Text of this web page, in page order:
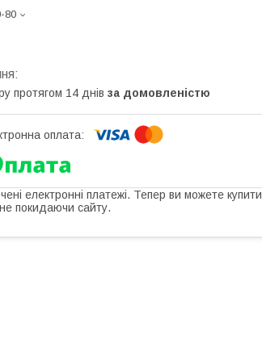
80
протягом 14 днів за домовленістю
електронні платежі. Тепер ви можете купити
покидаючи сайту.